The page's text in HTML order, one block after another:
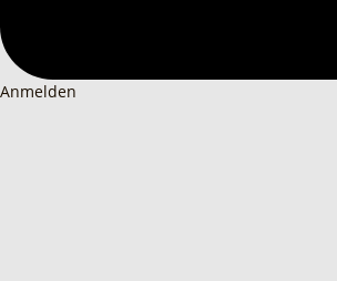
Anmelden